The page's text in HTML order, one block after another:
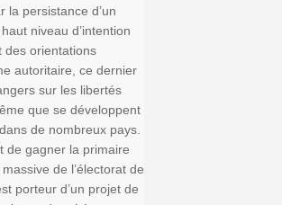
la persistance d’un
niveau d’intention
des orientations
autoritaire, ce dernier
sur les libertés
que se développent
de nombreux pays.
de gagner la primaire
de l’électorat de
porteur d’un projet de